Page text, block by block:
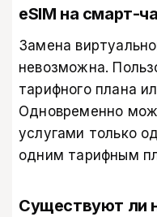
eSIM на смарт-
Замена
невозможна.
тарифного плана
Одновременно
услугами только
одним тарифным
Существуют ли